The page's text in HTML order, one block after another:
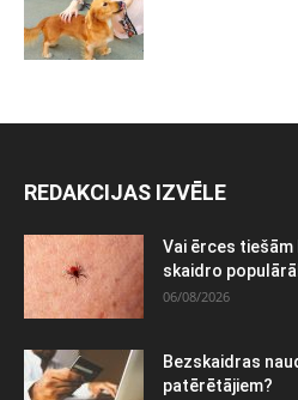
REDAKCIJAS IZVĒLE
Vai ērces
skaidro
06/08/2026
Bezskaidras
patērētājiem?